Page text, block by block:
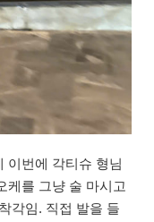
이번에 각티슈 형님
케를 그냥 술 마시고
각임. 직접 발을 들